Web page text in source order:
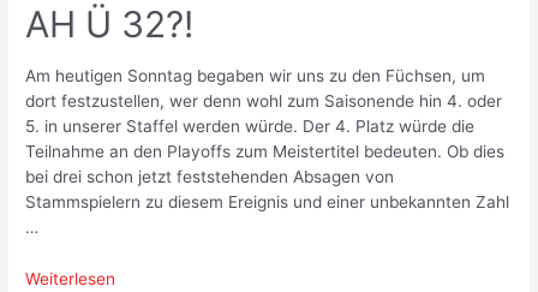
AH Ü 32?!
Am heutigen Sonntag begaben wir uns zu den Füchsen, um
dort festzustellen, wer denn wohl zum Saisonende hin 4. oder
5. in unserer Staffel werden würde. Der 4. Platz würde die
Teilnahme an den Playoffs zum Meistertitel bedeuten. Ob dies
bei drei schon jetzt feststehenden Absagen von
Stammspielern zu diesem Ereignis und einer unbekannten Zahl
…
Nichts
Weiterlesen